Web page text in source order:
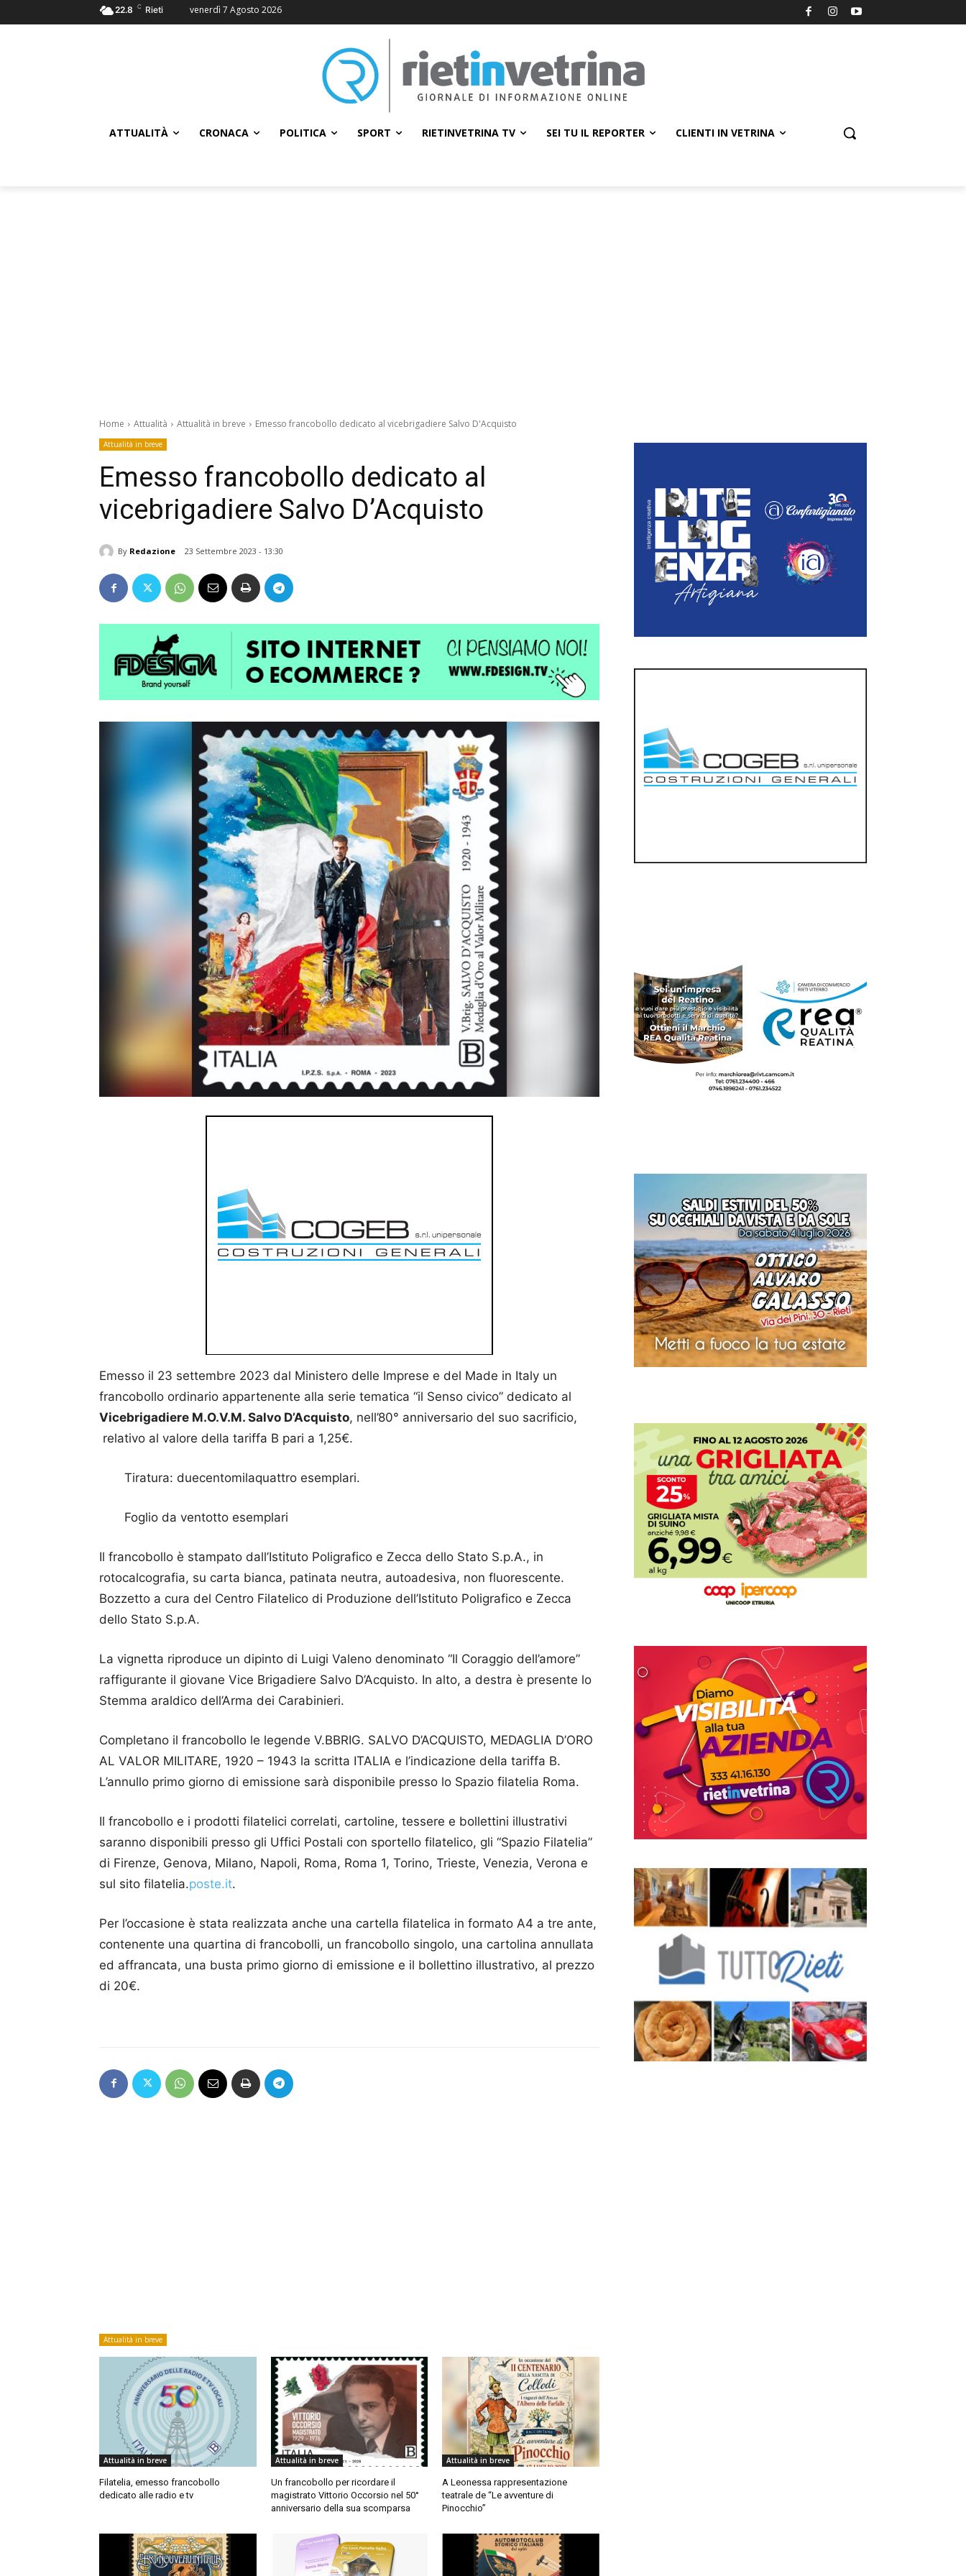
22.8 C Rieti venerdì 7 Agosto 2026
ATTUALITÀ CRONACA POLITICA SPORT RIETINVETRINA TV SEI TU IL REPORTER CLIENTI IN VETRINA
Home Attualità Attualità in breve Emesso francobollo dedicato al vicebrigadiere Salvo D'Acquisto
Attualità in breve
Emesso francobollo dedicato al
vicebrigadiere Salvo D’Acquisto
By Redazione 23 Settembre 2023 - 13:30
Emesso il 23 settembre 2023 dal Ministero delle Imprese e del Made in Italy un
francobollo ordinario appartenente alla serie tematica “il Senso civico” dedicato al
Vicebrigadiere M.O.V.M. Salvo D’Acquisto, nell’80° anniversario del suo sacrificio,
relativo al valore della tariffa B pari a 1,25€.
Tiratura: duecentomilaquattro esemplari.
Foglio da ventotto esemplari
Il francobollo è stampato dall’Istituto Poligrafico e Zecca dello Stato S.p.A., in
rotocalcografia, su carta bianca, patinata neutra, autoadesiva, non fluorescente.
Bozzetto a cura del Centro Filatelico di Produzione dell’Istituto Poligrafico e Zecca
dello Stato S.p.A.
La vignetta riproduce un dipinto di Luigi Valeno denominato “Il Coraggio dell’amore”
raffigurante il giovane Vice Brigadiere Salvo D’Acquisto. In alto, a destra è presente lo
Stemma araldico dell’Arma dei Carabinieri.
Completano il francobollo le legende V.BBRIG. SALVO D’ACQUISTO, MEDAGLIA D’ORO
AL VALOR MILITARE, 1920 – 1943 la scritta ITALIA e l’indicazione della tariffa B.
L’annullo primo giorno di emissione sarà disponibile presso lo Spazio filatelia Roma.
Il francobollo e i prodotti filatelici correlati, cartoline, tessere e bollettini illustrativi
saranno disponibili presso gli Uffici Postali con sportello filatelico, gli “Spazio Filatelia”
di Firenze, Genova, Milano, Napoli, Roma, Roma 1, Torino, Trieste, Venezia, Verona e
sul sito filatelia.poste.it.
Per l’occasione è stata realizzata anche una cartella filatelica in formato A4 a tre ante,
contenente una quartina di francobolli, un francobollo singolo, una cartolina annullata
ed affrancata, una busta primo giorno di emissione e il bollettino illustrativo, al prezzo
di 20€.
Attualità in breve
Attualità in breve
Filatelia, emesso francobollo
dedicato alle radio e tv
Attualità in breve
Un francobollo per ricordare il
magistrato Vittorio Occorsio nel 50°
anniversario della sua scomparsa
Attualità in breve
A Leonessa rappresentazione
teatrale de “Le avventure di
Pinocchio”